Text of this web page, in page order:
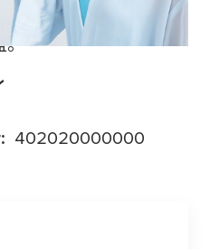
BK43-2，可以方便地
。
402020000000